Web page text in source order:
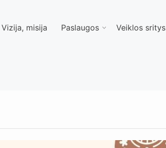
Vizija, misija Paslaugos Veiklos sritys